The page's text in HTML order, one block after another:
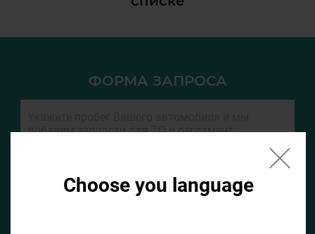
Choose you language
ФОРМА ЗАПРОСА